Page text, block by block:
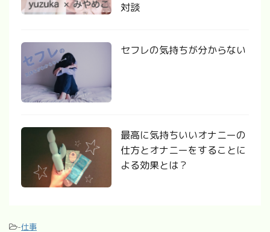
対談
セフレの気持ちが分からない
最高に気持ちいいオナニーの
仕方とオナニーをすることに
よる効果とは？
-仕事